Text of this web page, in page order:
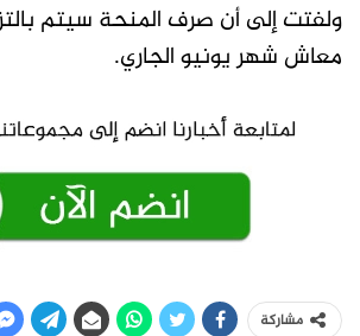
ولفتت إلى أن صرف المنحة سيتم
معاش شهر يونيو الجاري.
مشاركة